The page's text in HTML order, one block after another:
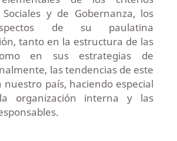
Sociales y de Gobernanza, los
de su paulatina
tanto en la estructura de las
en sus estrategias de
las tendencias de este
país, haciendo especial
organización interna y las